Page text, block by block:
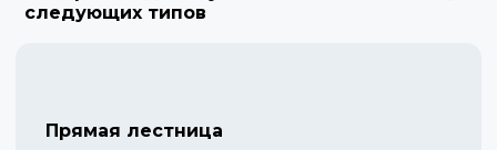
следующих типов
Прямая лестница